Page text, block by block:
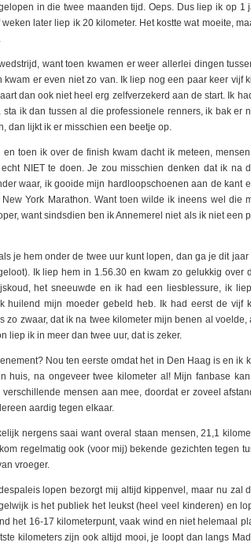
in die twee maanden tijd. Oeps. Dus liep ik op 1
later liep ik 20 kilometer. Het kostte wat moeite,
want toen kwamen er weer allerlei dingen
er even niet zo van. Ik liep nog een paar keer vijf
dan ook niet heel erg zelfverzekerd aan de start. Ik
ik dan tussen al die professionele renners, ik bak er
dan lijkt ik er misschien een beetje op.
toen ik over de finish kwam dacht ik meteen,
NIET te doen. Je zou misschien denken dat ik na
waar, ik gooide mijn hardloopschoenen aan de kant
York Marathon. Want toen wilde ik ineens wel die
want sindsdien ben ik Annemerel niet als ik niet een
je hem onder de twee uur kunt lopen, dan ga je dit jaar
Ik liep hem in 1.56.30 en kwam zo gelukkig over
het sneeuwde en ik had een liesblessure, ik
mijn moeder gebeld heb. Ik had eerst de vijf
zwaar, dat ik na twee kilometer mijn benen al voelde,
liep ik in meer dan twee uur, dat is zeker.
Nou ten eerste omdat het in Den Haag is en ik
huis, na ongeveer twee kilometer al! Mijn fanbase
mensen aan mee, doordat er zoveel
aardig tegen elkaar.
nergens saai want overal staan mensen, 21,1
regelmatig ook (voor mij) bekende gezichten tegen
vroeger.
lopen bezorgt mij altijd kippenvel, maar nu zal
is het publiek het leukst (heel veel kinderen) en
het 16-17 kilometerpunt, vaak wind en niet helemaal
kilometers zijn ook altijd mooi, je loopt dan langs